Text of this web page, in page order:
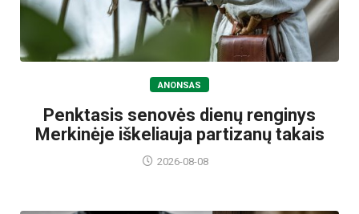
ANONSAS
Penktasis senovės dienų renginys
Merkinėje iškeliauja partizanų takais
2026-08-08